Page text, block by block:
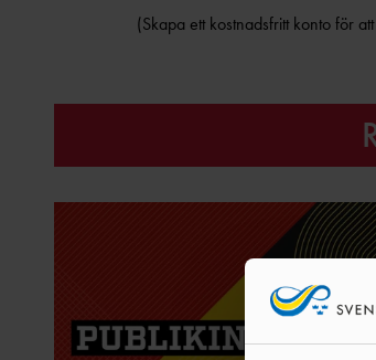
(Skapa ett kostnadsfritt konto för